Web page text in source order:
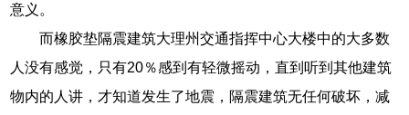
意义。
而橡胶垫隔震建筑大理州交通指挥中心大楼中的大多数
人没有感觉，只有20％感到有轻微摇动，直到听到其他建筑
物内的人讲，才知道发生了地震，隔震建筑无任何破坏，减